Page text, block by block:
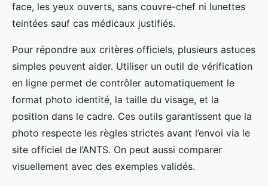
face, les yeux ouverts, sans couvre-chef ni lunettes
teintées sauf cas médicaux justifiés.
Pour répondre aux critères officiels, plusieurs astuces
simples peuvent aider. Utiliser un outil de vérification
en ligne permet de contrôler automatiquement le
format photo identité, la taille du visage, et la
position dans le cadre. Ces outils garantissent que la
photo respecte les règles strictes avant l’envoi via le
site officiel de l’ANTS. On peut aussi comparer
visuellement avec des exemples validés.